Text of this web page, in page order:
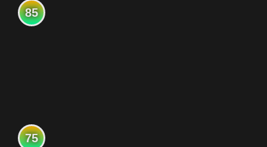
85
75